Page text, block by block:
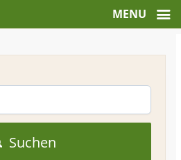
Suchen